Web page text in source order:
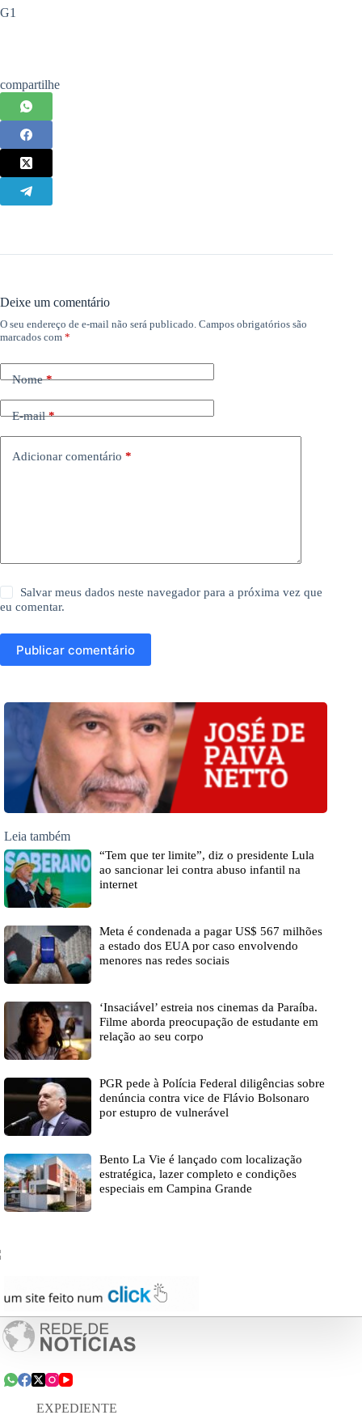
G1
compartilhe
Deixe um comentário
O seu endereço de e-mail não será publicado. Campos obrigatórios são
marcados com *
Nome*
E-mail*
Adicionar comentário *
Salvar meus dados neste navegador para a próxima vez que
eu comentar.
Publicar comentário
Leia também
“Tem que ter limite”, diz o presidente Lula
ao sancionar lei contra abuso infantil na
internet
Meta é condenada a pagar US$ 567 milhões
a estado dos EUA por caso envolvendo
menores nas redes sociais
‘Insaciável’ estreia nos cinemas da Paraíba.
Filme aborda preocupação de estudante em
relação ao seu corpo
PGR pede à Polícia Federal diligências sobre
denúncia contra vice de Flávio Bolsonaro
por estupro de vulnerável
Bento La Vie é lançado com localização
estratégica, lazer completo e condições
especiais em Campina Grande
EXPEDIENTE